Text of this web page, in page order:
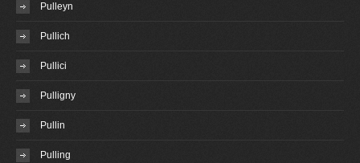
Pulleyn
Pullich
Pullici
Pulligny
Pullin
Pulling